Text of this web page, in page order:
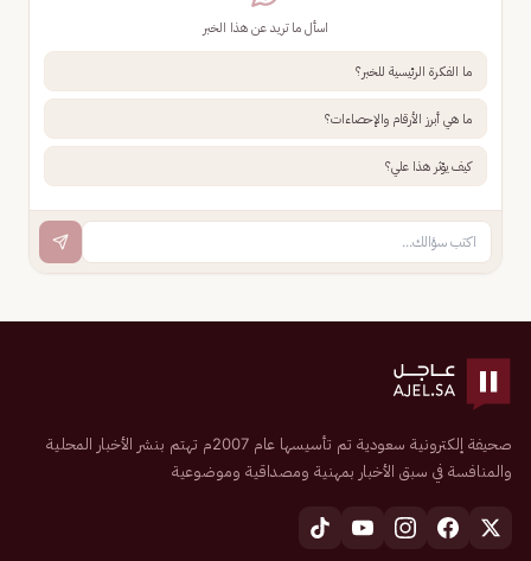
اسأل ما تريد عن هذا الخبر
ما الفكرة الرئيسية للخبر؟
ما هي أبرز الأرقام والإحصاءات؟
كيف يؤثر هذا علي؟
صحيفة إلكترونية سعودية تم تأسيسها عام 2007م تهتم بنشر الأخبار المحلية
والمنافسة في سبق الأخبار بمهنية ومصداقية وموضوعية